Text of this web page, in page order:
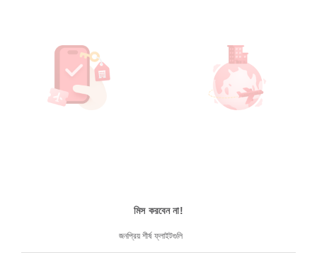
মিস করবেন না!
জনপ্রিয় শীর্ষ ফ্লাইটগুলি